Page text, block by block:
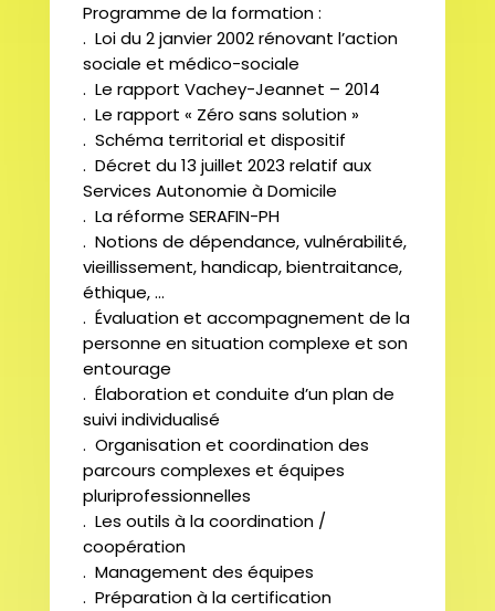
Programme de la formation :
. Loi du 2 janvier 2002 rénovant l’action
sociale et médico-sociale
. Le rapport Vachey-Jeannet – 2014
. Le rapport « Zéro sans solution »
. Schéma territorial et dispositif
. Décret du 13 juillet 2023 relatif aux
Services Autonomie à Domicile
. La réforme SERAFIN-PH
. Notions de dépendance, vulnérabilité,
vieillissement, handicap, bientraitance,
éthique, …
. Évaluation et accompagnement de la
personne en situation complexe et son
entourage
. Élaboration et conduite d’un plan de
suivi individualisé
. Organisation et coordination des
parcours complexes et équipes
pluriprofessionnelles
. Les outils à la coordination /
coopération
. Management des équipes
. Préparation à la certification